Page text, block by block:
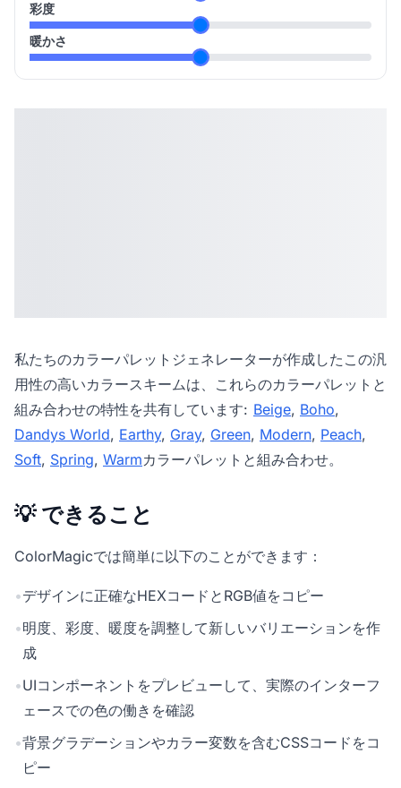
彩度
暖かさ
私たちのカラーパレットジェネレーターが作成したこの汎
用性の高いカラースキームは、これらのカラーパレットと
組み合わせの特性を共有しています: Beige, Boho,
Dandys World, Earthy, Gray, Green, Modern, Peach,
Soft, Spring, Warmカラーパレットと組み合わせ。
💡 できること
ColorMagicでは簡単に以下のことができます：
•デザインに正確なHEXコードとRGB値をコピー
•明度、彩度、暖度を調整して新しいバリエーションを作
成
•UIコンポーネントをプレビューして、実際のインターフ
ェースでの色の働きを確認
•背景グラデーションやカラー変数を含むCSSコードをコ
ピー